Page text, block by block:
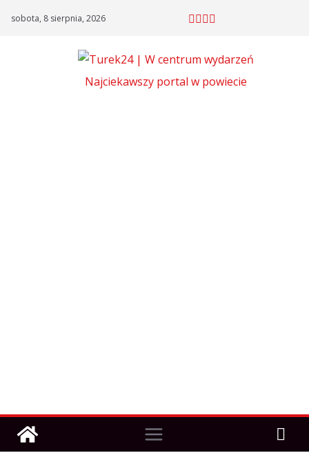
sobota, 8 sierpnia, 2026
Najciekawszy portal w powiecie